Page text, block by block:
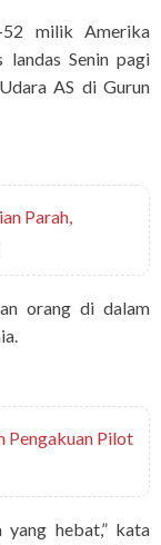
52 milik Amerika
Senin pagi
AS di Gurun
Parah,
orang di dalam
Pengakuan Pilot
yang hebat,” kata